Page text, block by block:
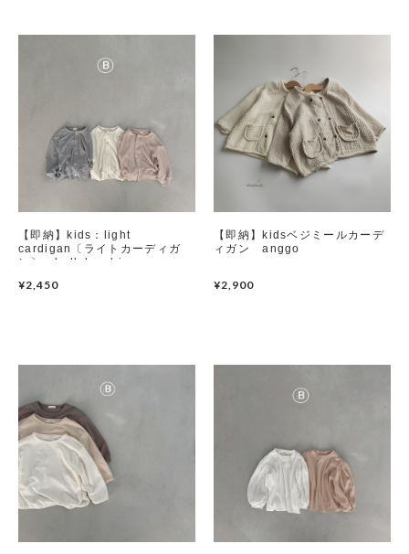
【即納】kids：light
cardigan〔ライトカーディガ
ン〕 bellabambina
¥2,450
【即納】kidsベジミールカーデ
ィガン anggo
¥2,900